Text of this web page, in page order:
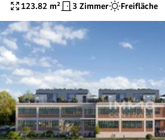
123.82 m² 3 Zimmer Freifläche